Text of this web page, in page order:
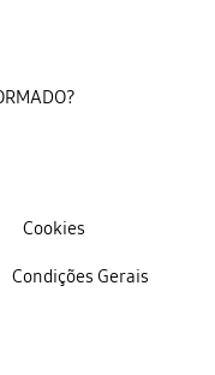
Cookies
Condições Gerais